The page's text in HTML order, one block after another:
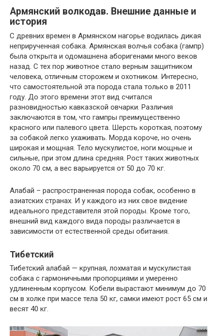
Армянский волкодав. Внешние данные и
история
С древних времен в Армянском нагорье водилась дикая
неприрученная собака. Армянская волчья собака (гампр)
была открыта и одомашнена аборигенами много веков
назад. С тех пор животное стало верным защитником
человека, отличным сторожем и охотником. Интересно,
что самостоятельной эта порода стала только в 2011
году. До этого времени этот вид считался
разновидностью кавказской овчарки. Различия
заключаются в том, что гампры преимущественно
красного или палевого цвета. Шерсть короткая, поэтому
за собакой легко ухаживать. Морда короче, но очень
широкая и мощная. Тело мускулистое, ноги мощные и
сильные, при этом длина средняя. Рост таких животных
около 70 см, а вес варьируется от 50 до 70 кг.
Алабай – распространенная порода собак, особенно в
азиатских странах. И у каждого из них свое видение
идеального представителя этой породы. Кроме того,
внешний вид каждого вида породы различается в
зависимости от естественной среды обитания.
Тибетский
Тибетский алабай — крупная, лохматая и мускулистая
собака с гармоничными пропорциями и умеренно
удлиненным корпусом. Кобели вырастают минимум до 70
см в холке при массе тела 50 кг, самки имеют рост 65 см и
весят 40 кг.